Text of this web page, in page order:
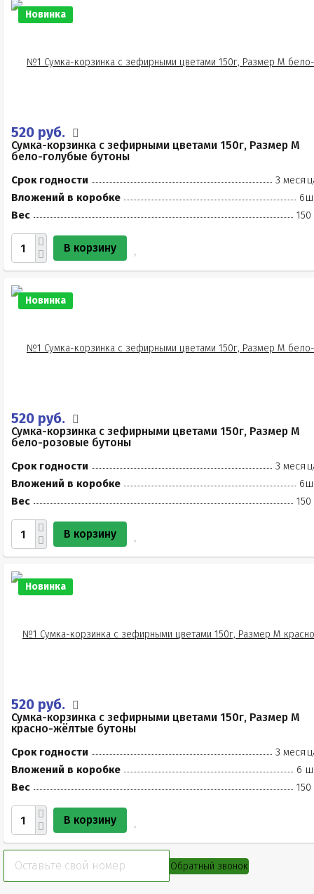
Новинка
520 руб.
Сумка-корзинка с зефирными цветами 150г, Размер М
бело-голубые бутоны
Срок годности
3
Вложений в коробке
Вес
150
В корзину
Новинка
520 руб.
Сумка-корзинка с зефирными цветами 150г, Размер М
бело-розовые бутоны
Срок годности
3
Вложений в коробке
Вес
150
В корзину
Новинка
520 руб.
Сумка-корзинка с зефирными цветами 150г, Размер М
красно-жёлтые бутоны
Срок годности
3
Вложений в коробке
6
Вес
150
В корзину
Обратный звонок